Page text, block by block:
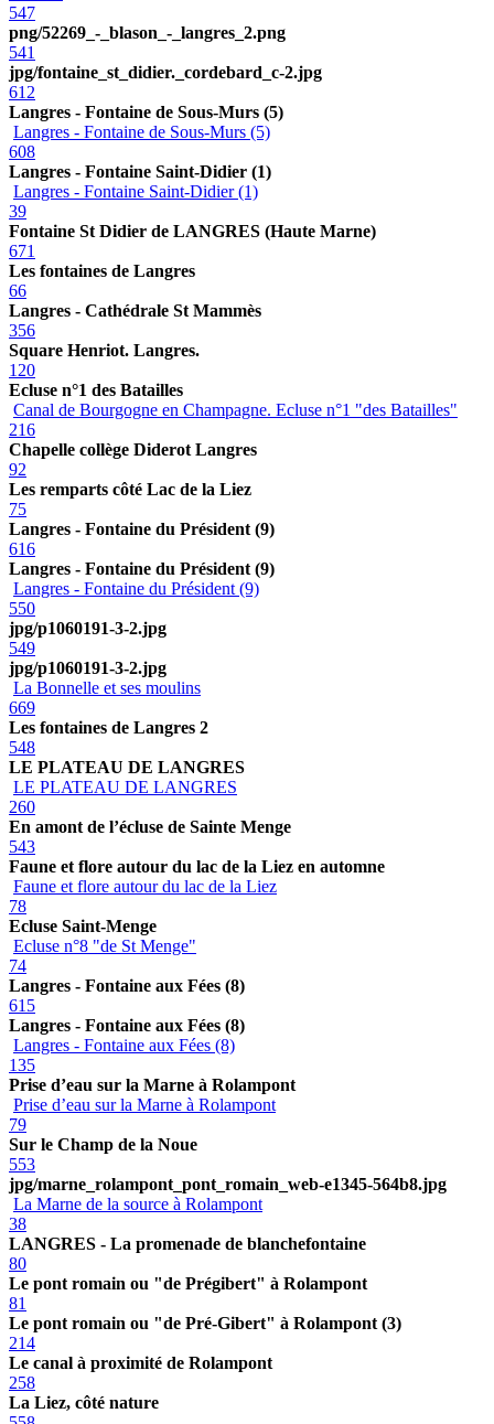
547
png/52269_-_blason_-_langres_2.png
541
jpg/fontaine_st_didier._cordebard_c-2.jpg
612
Langres - Fontaine de Sous-Murs (5)
Langres - Fontaine de Sous-Murs (5)
608
Langres - Fontaine Saint-Didier (1)
Langres - Fontaine Saint-Didier (1)
39
Fontaine St Didier de LANGRES (Haute Marne)
671
Les fontaines de Langres
66
Langres - Cathédrale St Mammès
356
Square Henriot. Langres.
120
Ecluse n°1 des Batailles
Canal de Bourgogne en Champagne. Ecluse n°1 "des Batailles"
216
Chapelle collège Diderot Langres
92
Les remparts côté Lac de la Liez
75
Langres - Fontaine du Président (9)
616
Langres - Fontaine du Président (9)
Langres - Fontaine du Président (9)
550
jpg/p1060191-3-2.jpg
549
jpg/p1060191-3-2.jpg
La Bonnelle et ses moulins
669
Les fontaines de Langres 2
548
LE PLATEAU DE LANGRES
LE PLATEAU DE LANGRES
260
En amont de l’écluse de Sainte Menge
543
Faune et flore autour du lac de la Liez en automne
Faune et flore autour du lac de la Liez
78
Ecluse Saint-Menge
Ecluse n°8 "de St Menge"
74
Langres - Fontaine aux Fées (8)
615
Langres - Fontaine aux Fées (8)
Langres - Fontaine aux Fées (8)
135
Prise d’eau sur la Marne à Rolampont
Prise d’eau sur la Marne à Rolampont
79
Sur le Champ de la Noue
553
jpg/marne_rolampont_pont_romain_web-e1345-564b8.jpg
La Marne de la source à Rolampont
38
LANGRES - La promenade de blanchefontaine
80
Le pont romain ou "de Prégibert" à Rolampont
81
Le pont romain ou "de Pré-Gibert" à Rolampont (3)
214
Le canal à proximité de Rolampont
258
La Liez, côté nature